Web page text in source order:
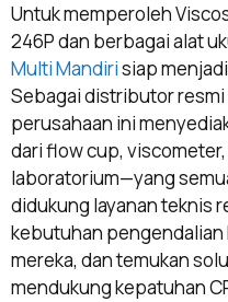
Untuk memperoleh
246P dan berbagai alat
Multi Mandirisiap
Sebagai distributor
perusahaan ini
dari flow cup,
laboratorium—yang
didukung layanan teknis
kebutuhan pengendalian
mereka, dan temukan
mendukung kepatuhan